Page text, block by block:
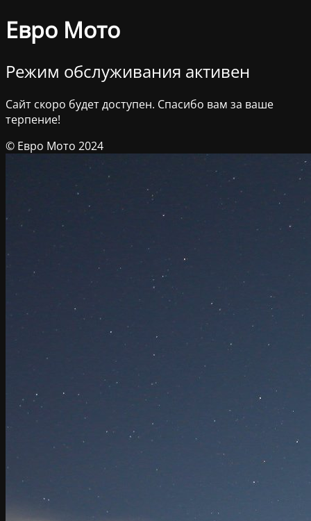
Евро Мото
Режим обслуживания активен
Сайт скоро будет доступен. Спасибо вам за ваше
терпение!
© Евро Мото 2024